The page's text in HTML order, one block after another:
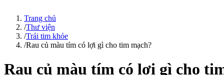
Trang chủ
/Thư viện
/Trái tim khỏe
/Rau củ màu tím có lợi gì cho tim mạch?
Rau củ màu tím có lợi gì cho